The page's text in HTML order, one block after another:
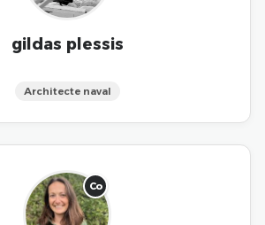
gildas plessis
Architecte naval
Co